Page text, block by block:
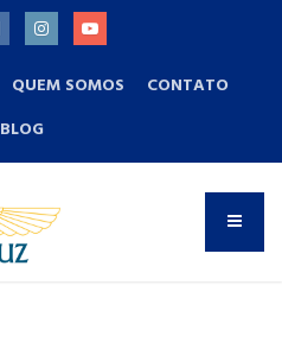
QUEM SOMOS
CONTATO
BLOG